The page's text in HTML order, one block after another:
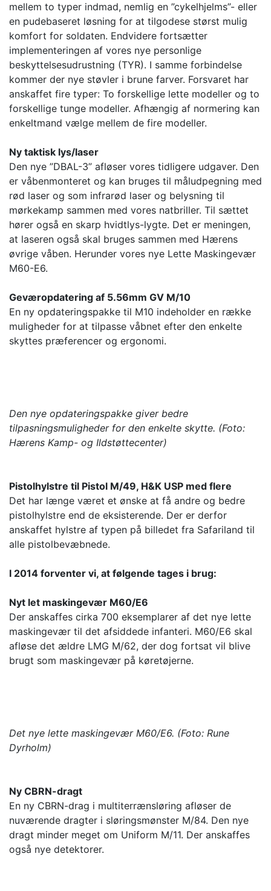
mellem to typer indmad, nemlig en ”cykelhjelms”- eller
en pudebaseret løsning for at tilgodese størst mulig
komfort for soldaten. Endvidere fortsætter
implementeringen af vores nye personlige
beskyttelsesudrustning (TYR). I samme forbindelse
kommer der nye støvler i brune farver. Forsvaret har
anskaffet fire typer: To forskellige lette modeller og to
forskellige tunge modeller. Afhængig af normering kan
enkeltmand vælge mellem de fire modeller.
Ny taktisk lys/laser
Den nye ”DBAL-3” afløser vores tidligere udgaver. Den
er våbenmonteret og kan bruges til måludpegning med
rød laser og som infrarød laser og belysning til
mørkekamp sammen med vores natbriller. Til sættet
hører også en skarp hvidtlys-lygte. Det er meningen,
at laseren også skal bruges sammen med Hærens
øvrige våben. Herunder vores nye Lette Maskingevær
M60-E6.
Geværopdatering af 5.56mm GV M/10
En ny opdateringspakke til M10 indeholder en række
muligheder for at tilpasse våbnet efter den enkelte
skyttes præferencer og ergonomi.
Den nye opdateringspakke giver bedre
tilpasningsmuligheder for den enkelte skytte. (Foto:
Hærens Kamp- og Ildstøttecenter)
Pistolhylstre til Pistol M/49, H&K USP med flere
Det har længe været et ønske at få andre og bedre
pistolhylstre end de eksisterende. Der er derfor
anskaffet hylstre af typen på billedet fra Safariland til
alle pistolbevæbnede.
I 2014 forventer vi, at følgende tages i brug:
Nyt let maskingevær M60/E6
Der anskaffes cirka 700 eksemplarer af det nye lette
maskingevær til det afsiddede infanteri. M60/E6 skal
afløse det ældre LMG M/62, der dog fortsat vil blive
brugt som maskingevær på køretøjerne.
Det nye lette maskingevær M60/E6. (Foto: Rune
Dyrholm)
Ny CBRN-dragt
En ny CBRN-drag i multiterrænsløring afløser de
nuværende dragter i sløringsmønster M/84. Den nye
dragt minder meget om Uniform M/11. Der anskaffes
også nye detektorer.